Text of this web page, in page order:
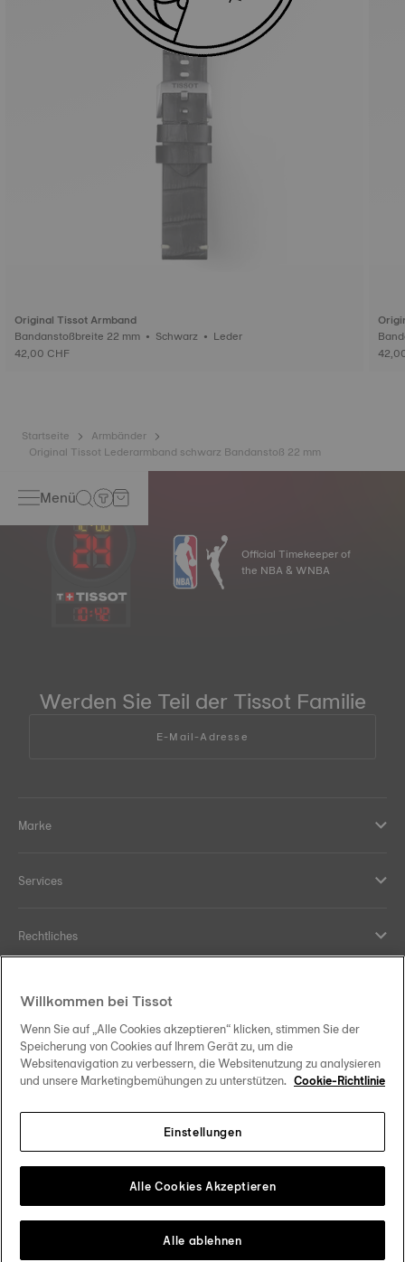
Original Tissot Armband
Bandanstoßbreite 22 mm • Schwarz • Leder
42,00 CHF
Startseite
Armbänder
Original Tissot Lederarmband schwarz Bandanstoß 22 mm
Menü
10:42
Official Timekeeper of
the NBA & WNBA
Werden Sie Teil der Tissot Familie
E-Mail-Adresse
Marke
Services
Rechtliches
Ihre Vorteile
Folgen Sie uns in den sozialen Medien
Change country Tissot Copyrights 2026
Willkommen bei Tissot
Wenn Sie auf „Alle Cookies akzeptieren“ klicken, stimmen Sie der
Speicherung von Cookies auf Ihrem Gerät zu, um die
Websitenavigation zu verbessern, die Websitenutzung zu analysieren
und unsere Marketingbemühungen zu unterstützen. Cookie-Richtlinie
Einstellungen
Alle ablehnen
Alle Cookies Akzeptieren